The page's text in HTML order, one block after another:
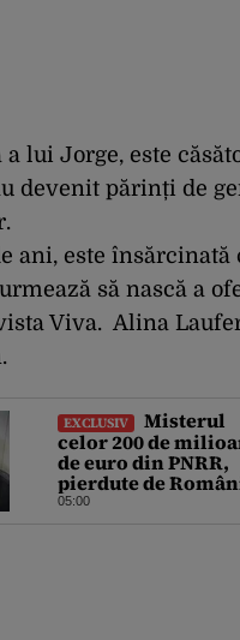
a lui Jorge, este
devenit părinți de
ani, este însărcinată
să nască a
Viva. Alina
EXCLUSIV
Misterul
celor 200 de
de euro din PNRR,
pierdute de
printr-o decizie
05:00